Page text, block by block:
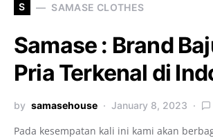
S SAMASE CLOTHES
Samase : Brand
Pria Terkenal di
by samasehouse January 8, 2023
Pada kesempatan kali ini kami akan